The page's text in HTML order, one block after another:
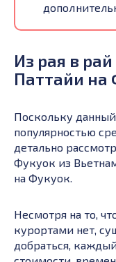
Из рая в
Паттайи на
Поскольку
популярностью
детально
Фукуок из
на Фукуок.
Несмотря на то,
курортами нет,
добраться,